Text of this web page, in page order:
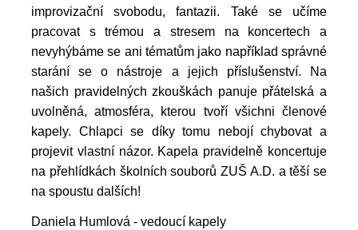
improvizační svobodu, fantazii. Také se učíme
pracovat s trémou a stresem na koncertech a
nevyhýbáme se ani tématům jako například správné
starání se o nástroje a jejich příslušenství. Na
našich pravidelných zkouškách panuje přátelská a
uvolněná, atmosféra, kterou tvoří všichni členové
kapely. Chlapci se díky tomu nebojí chybovat a
projevit vlastní názor. Kapela pravidelně koncertuje
na přehlídkách školních souborů ZUŠ A.D. a těší se
na spoustu dalších!
Daniela Humlová - vedoucí kapely